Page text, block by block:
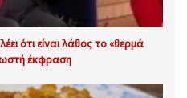
ότι είναι λάθος το «θερμά
έκφραση